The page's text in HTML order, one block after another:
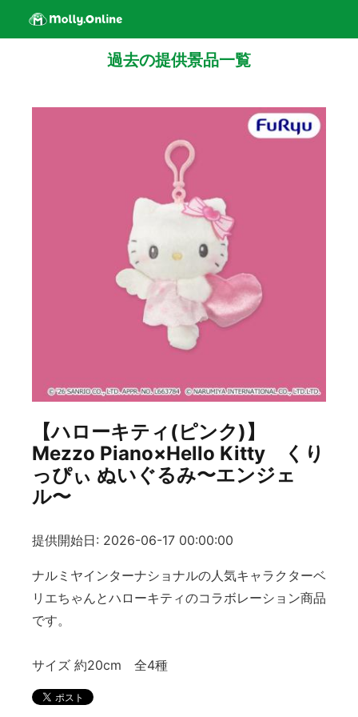
過去の提供景品一覧
【ハローキティ(ピンク)】
Mezzo Piano×Hello Kitty くり
っぴぃ ぬいぐるみ〜エンジェ
ル〜
提供開始日: 2026-06-17 00:00:00
ナルミヤインターナショナルの人気キャラクターベ
リエちゃんとハローキティのコラボレーション商品
です。
サイズ 約20cm 全4種